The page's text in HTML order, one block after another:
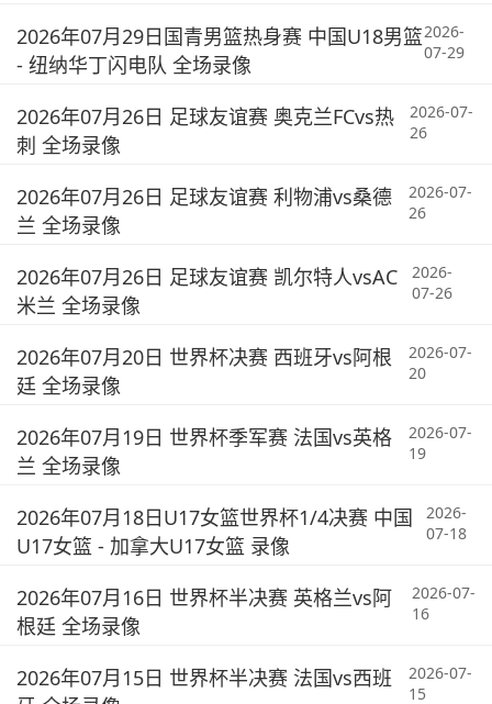
2026年07月29日国青男篮热身赛 中国U18男篮
- 纽纳华丁闪电队 全场录像
2026-
07-29
2026年07月26日 足球友谊赛 奥克兰FCvs热
刺 全场录像
2026-07-
26
2026年07月26日 足球友谊赛 利物浦vs桑德
兰 全场录像
2026-07-
26
2026年07月26日 足球友谊赛 凯尔特人vsAC
米兰 全场录像
2026-
07-26
2026年07月20日 世界杯决赛 西班牙vs阿根
廷 全场录像
2026-07-
20
2026年07月19日 世界杯季军赛 法国vs英格
兰 全场录像
2026-07-
19
2026年07月18日U17女篮世界杯1/4决赛 中国
U17女篮 - 加拿大U17女篮 录像
2026-
07-18
2026年07月16日 世界杯半决赛 英格兰vs阿
根廷 全场录像
2026-07-
16
2026年07月15日 世界杯半决赛 法国vs西班
2026-07-
15